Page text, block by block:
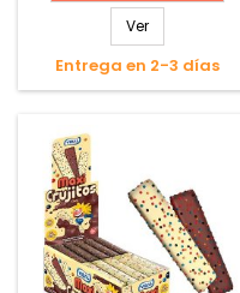
Ver
Entrega en 2-3 días